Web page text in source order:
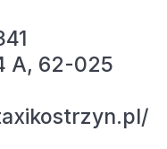
A, 62-025